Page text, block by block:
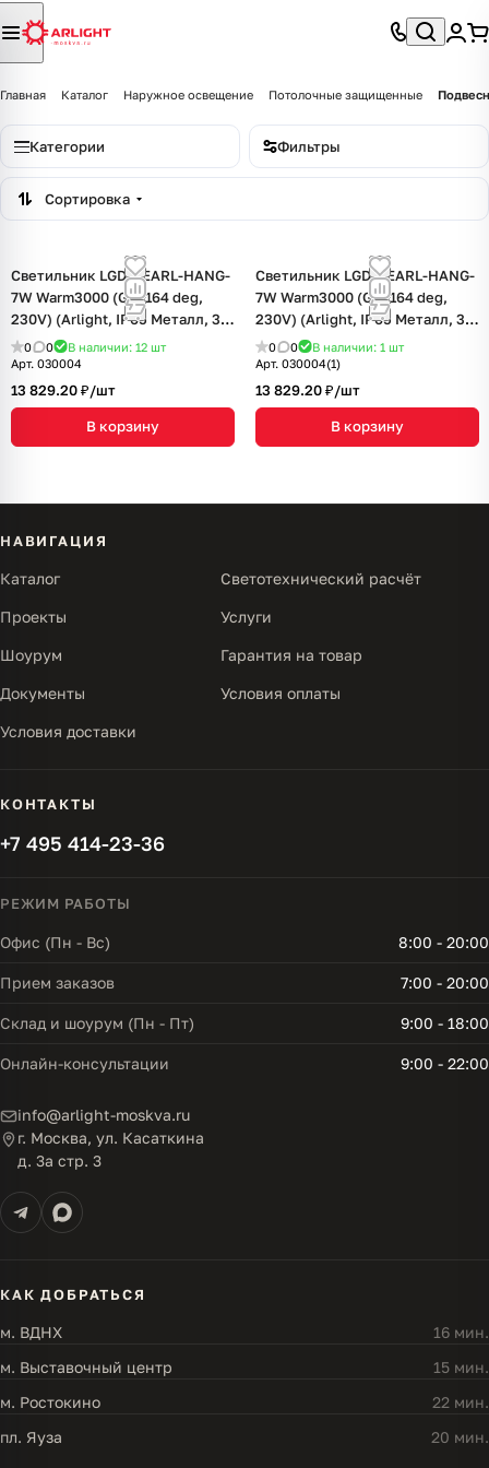
Главная Каталог Наружное освещение Потолочные защищенные
Категории Фильтры
Сортировка
Светильник LGD-PEARL-HANG-
7W Warm3000 (GR, 164 deg,
230V) (Arlight, IP65 Металл, 3
года)
0 0 В наличии: 12 шт
Арт. 030004
13 829.20 ₽/шт
В корзину
Светильник LGD-PEARL-HANG-
7W Warm3000 (GR, 164 deg,
230V) (Arlight, IP65 Металл, 3
года)
0 0 В наличии: 1 шт
Арт. 030004(1)
13 829.20 ₽/шт
В корзину
НАВИГАЦИЯ
Каталог Светотехнический расчёт
Проекты Услуги
Шоурум Гарантия на товар
Документы Условия оплаты
Условия доставки
КОНТАКТЫ
+7 495 414-23-36
РЕЖИМ РАБОТЫ
Офис (Пн - Вс) 8:00 - 20:00
Прием заказов 7:00 - 20:00
Склад и шоурум (Пн - Пт) 9:00 - 18:00
Онлайн-консультации 9:00 - 22:00
info@arlight-moskva.ru
г. Москва, ул. Касаткина
д. 3а стр. 3
КАК ДОБРАТЬСЯ
м. ВДНХ
16 мин.
м. Выставочный центр
15 мин.
м. Ростокино
22 мин.
пл. Яуза
20 мин.